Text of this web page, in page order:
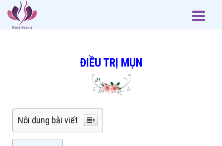
ĐIỀU TRỊ MỤN
Nội dung bài viết